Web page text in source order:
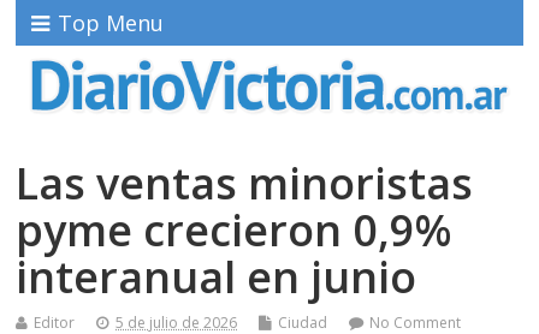
Top Menu
Las ventas minoristas
pyme crecieron 0,9%
interanual en junio
Editor 5 de julio de 2026 Ciudad No Comment